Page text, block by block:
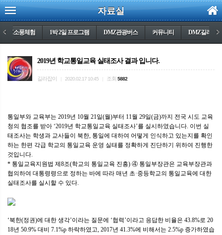
자료실
<
DMZ소풍체험 1박 2일 프로그램 DMZ관광버스 커뮤니티 DMZ길라잡이
>
2019년 학교통일교육 실태조사 결과 입니다.
길라잡이 2020.02.17 10:45 조회 5882
통일부와 교육부는 2019년 10월 21일(월)부터 11월 29일(금)까지 전국 시도 교육
청의 협조를 받아 ‘2019년 학교통일교육 실태조사’를 실시하였습니다. 이번 실
태조사는 학생과 교사들이 북한, 통일에 대하여 어떻게 인식하고 있는지를 확인
하는 한편 각급 학교의 통일교육 운영 실태를 정확하게 진단하기 위하여 진행한
것입니다.
* 통일교육지원법 제8조(학교의 통일교육 진흥) ④ 통일부장관은 교육부장관과
협의하여 대통령령으로 정하는 바에 따라 매년 초·중등학교의 통일교육에 대한
실태조사를 실시할 수 있다.
‘북한(정권)에 대한 생각’이라는 질문에 ‘협력’이라고 응답한 비율은 43.8%로 20
18년 50.9% 대비 7.1%p 하락하였고, 2017년 41.3%에 비해서는 2.5%p 증가하였습